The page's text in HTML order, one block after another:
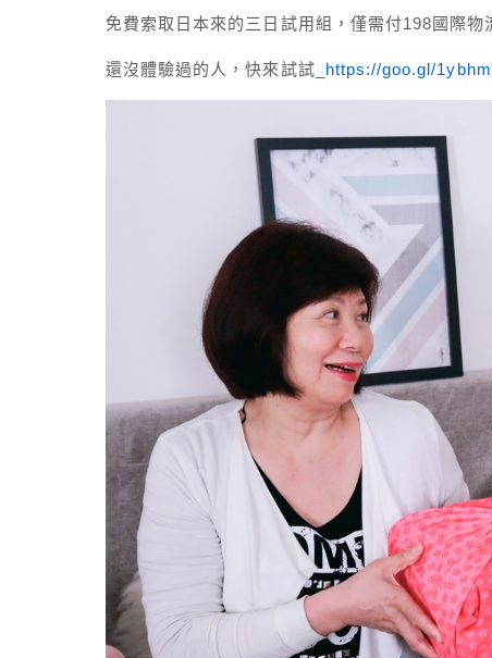
免費索取日本來的三日試用組，僅需付198國際
還沒體驗過的人，快來試試_ https://goo.gl/